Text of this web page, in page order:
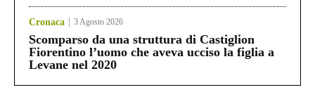
Cronaca 3 Agosto 2026
Scomparso da una struttura di Castiglion
Fiorentino l’uomo che aveva ucciso la figlia a
Levane nel 2020